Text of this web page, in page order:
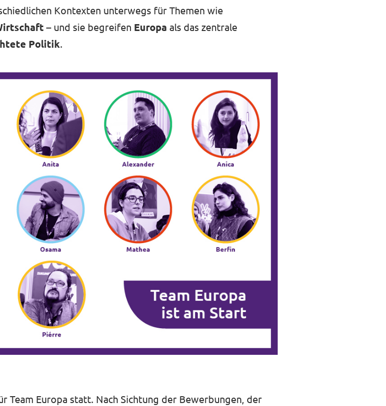
Kontexten unterwegs für Themen wie
– und sie begreifen Europa als das zentrale
Politik.
Team Europa statt. Nach Sichtung der Bewerbungen, der